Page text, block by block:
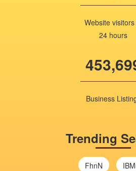
Website visitors
24 hours
Business
Trending
FhnN